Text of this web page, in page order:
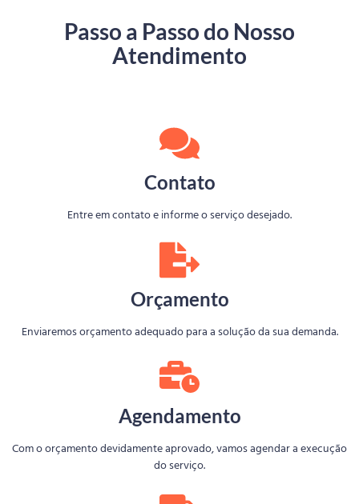
Passo a Passo do Nosso
Atendimento
Contato
Entre em contato e informe o serviço desejado.
Orçamento
Enviaremos orçamento adequado para a solução da sua demanda.
Agendamento
Com o orçamento devidamente aprovado, vamos agendar a execução
do serviço.